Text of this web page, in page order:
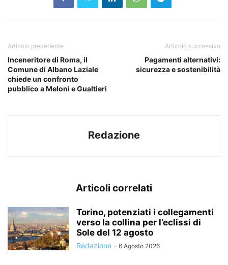
Articolo precedente
Inceneritore di Roma, il
Comune di Albano Laziale
chiede un confronto
pubblico a Meloni e Gualtieri
Articolo successivo
Pagamenti alternativi:
sicurezza e sostenibilità
Redazione
Articoli correlati
Torino, potenziati i collegamenti
verso la collina per l’eclissi di
Sole del 12 agosto
Redazione - 6 Agosto 2026